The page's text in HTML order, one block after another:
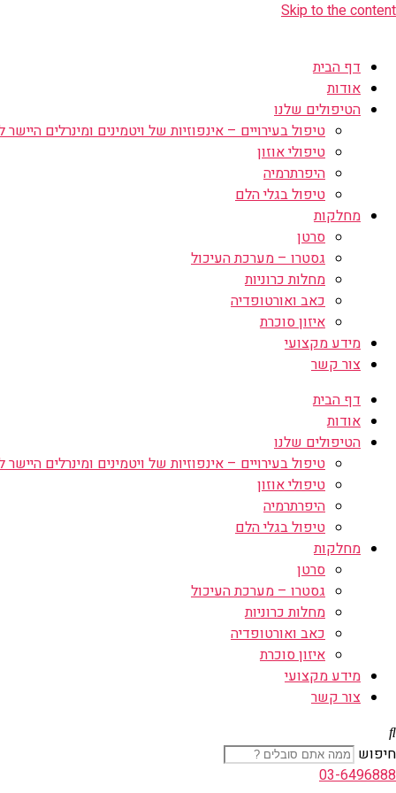
Skip to the content
דף הבית
אודות
הטיפולים שלנו
טיפול בעירויים – אינפוזיות של ויטמינים ומינרלים היישר
טיפולי אוזון
היפרתרמיה
טיפול בגלי הלם
מחלקות
סרטן
גסטרו – מערכת העיכול
מחלות כרוניות
כאב ואורטופדיה
איזון סוכרת
מידע מקצועי
צור קשר
דף הבית
אודות
הטיפולים שלנו
טיפול בעירויים – אינפוזיות של ויטמינים ומינרלים היישר
טיפולי אוזון
היפרתרמיה
טיפול בגלי הלם
מחלקות
סרטן
גסטרו – מערכת העיכול
מחלות כרוניות
כאב ואורטופדיה
איזון סוכרת
מידע מקצועי
צור קשר
חיפוש
03-6496888